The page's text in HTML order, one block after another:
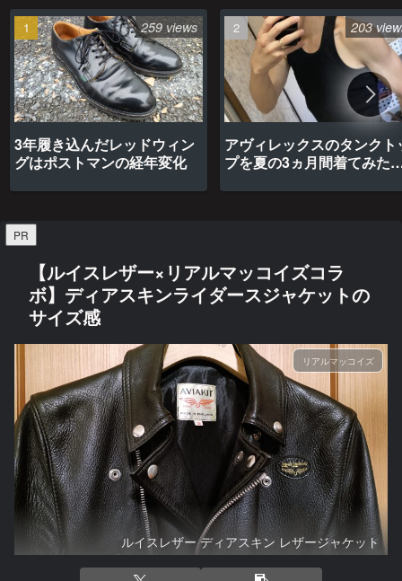
3年履き込んだレッドウィン
グはポストマンの経年変化
259 views
アヴィレックスのタンクト
プを夏の3ヵ月間着てみた
203
PR
【ルイスレザー×リアルマッコイズコラ
ボ】ディアスキンライダースジャケットの
サイズ感
リアルマッコイズ
ルイスレザー ディアスキン レザージャケット